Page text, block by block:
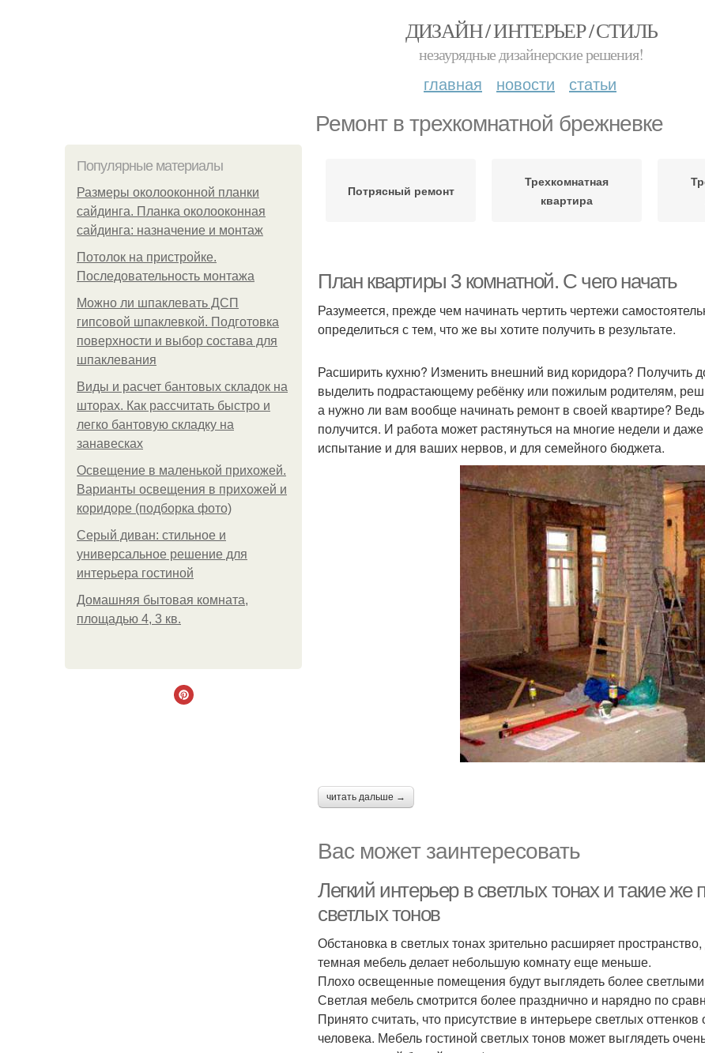
ДИЗАЙН / ИНТЕРЬЕР / СТИЛЬ
незаурядные дизайнерские решения!
главная новости статьи
Ремонт в трехкомнатной брежневке
Популярные материалы
Размеры околооконной планки
сайдинга. Планка околооконная
сайдинга: назначение и монтаж
Потолок на пристройке.
Последовательность монтажа
Можно ли шпаклевать ДСП
гипсовой шпаклевкой. Подготовка
поверхности и выбор состава для
шпаклевания
Виды и расчет бантовых складок на
шторах. Как рассчитать быстро и
легко бантовую складку на
занавесках
Освещение в маленькой прихожей.
Варианты освещения в прихожей и
коридоре (подборка фото)
Серый диван: стильное и
универсальное решение для
интерьера гостиной
Домашняя бытовая комната,
площадью 4, 3 кв.
Потрясный ремонт
Трехкомнатная
квартира
План квартиры 3 комнатной. С чего начать
Разумеется, прежде чем начинать чертить чертежи
определиться с тем, что же вы хотите получить в результате.
Расширить кухню? Изменить внешний вид коридора?
выделить подрастающему ребёнку или пожилым родителям,
а нужно ли вам вообще начинать ремонт в своей квартире?
получится. И работа может растянуться на многие недели и
испытание и для ваших нервов, и для семейного бюджета.
читать дальше →
Вас может заинтересовать
Легкий интерьер в светлых тонах и такие
светлых тонов
Обстановка в светлых тонах зрительно расширяет
темная мебель делает небольшую комнату еще меньше.
Плохо освещенные помещения будут выглядеть более
Светлая мебель смотрится более празднично и нарядно по
Принято считать, что присутствие в интерьере светлых
человека. Мебель гостиной светлых тонов может выглядеть